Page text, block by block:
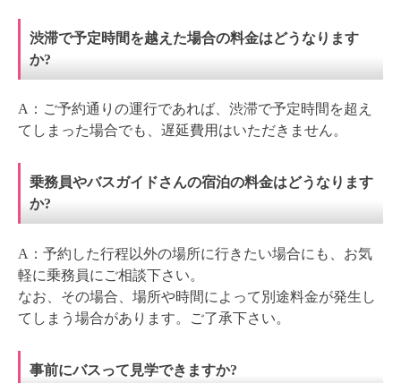
渋滞で予定時間を越えた場合の料金はどうなります
か?
A：ご予約通りの運行であれば、渋滞で予定時間を超え
てしまった場合でも、遅延費用はいただきません。
乗務員やバスガイドさんの宿泊の料金はどうなります
か?
A：予約した行程以外の場所に行きたい場合にも、お気
軽に乗務員にご相談下さい。
なお、その場合、場所や時間によって別途料金が発生し
てしまう場合があります。ご了承下さい。
事前にバスって見学できますか?